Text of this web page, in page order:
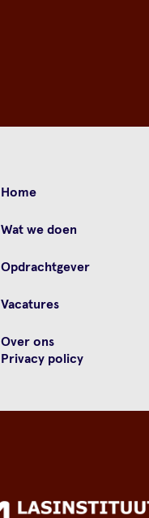
Home
Wat we doen
Opdrachtgever
Vacatures
Over ons
Privacy policy